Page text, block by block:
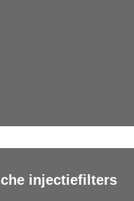
injectiefilters